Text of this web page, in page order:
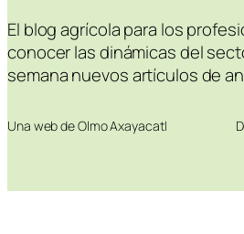
El blog agrícola para los
conocer las dinámicas del
semana nuevos artículos de
Una web de Olmo Axayacatl